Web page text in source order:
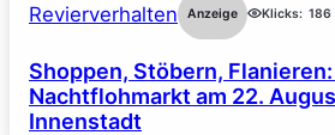
Revierverhalten Anzeige Klicks: 186
Shoppen, Stöbern, Flanieren:
Nachtflohmarkt am 22.
Innenstadt